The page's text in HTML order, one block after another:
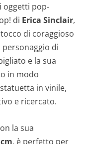
oggetti pop-
di Erica Sinclair,
di coraggioso
personaggio di
e la sua
in modo
in vinile,
e ricercato.
la sua
, è perfetto per